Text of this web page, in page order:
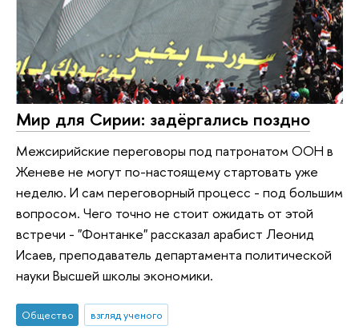
Мир для Сирии: задёргались поздно
Межсирийские переговоры под патронатом ООН в
Женеве не могут по-настоящему стартовать уже
неделю. И сам переговорный процесс - под большим
вопросом. Чего точно не стоит ожидать от этой
встречи - "Фонтанке" рассказал арабист Леонид
Исаев, преподаватель департамента политической
науки Высшей школы экономики.
Общество взгляд ученого